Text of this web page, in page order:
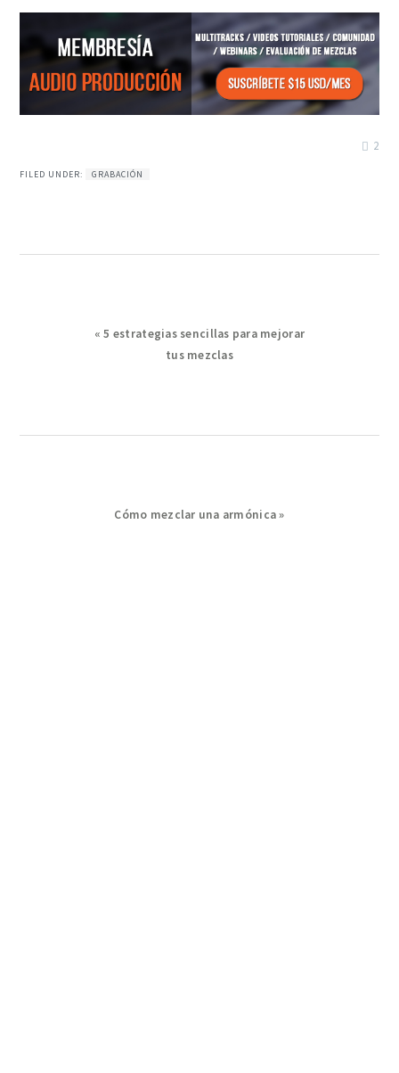
2
FILED UNDER: GRABACIÓN
Previous
« 5 estrategias sencillas para mejorar
tus mezclas
Next
Cómo mezclar una armónica »